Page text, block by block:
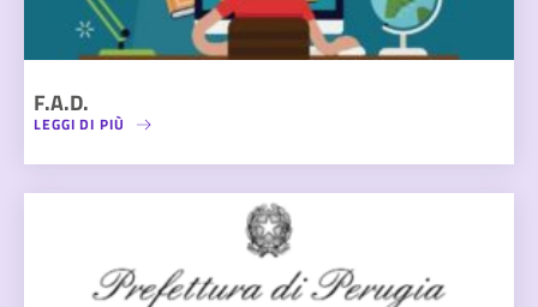
F.A.D.
LEGGI DI PIÙ